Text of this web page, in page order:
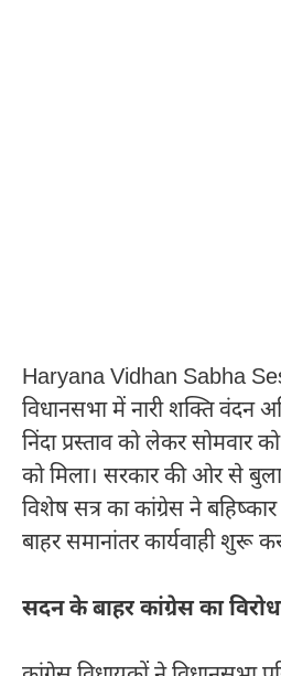
Haryana Vidhan Sabha
विधानसभा में नारी शक्ति वंदन
निंदा प्रस्ताव को लेकर सोमवार
को मिला। सरकार की ओर से
विशेष सत्र का कांग्रेस ने
बाहर समानांतर कार्यवाही शुरू
सदन के बाहर कांग्रेस का विरोध